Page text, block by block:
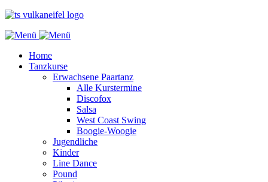
Home
Tanzkurse
Erwachsene Paartanz
Alle Kurstermine
Discofox
Salsa
West Coast Swing
Boogie-Woogie
Jugendliche
Kinder
Line Dance
Pound